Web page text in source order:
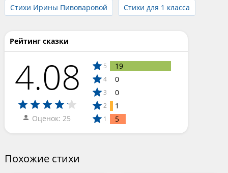
Стихи Ирины Пивоваровой
Стихи для 1 класса
Рейтинг сказки
4.08
Оценок: 25
5 19
4 0
3 0
2 1
1 5
Похожие стихи